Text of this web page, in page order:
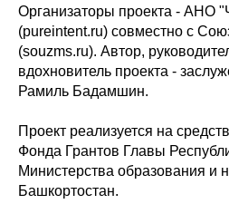
Организаторы проекта -
(pureintent.ru) совместно с
(souzms.ru). Автор,
вдохновитель проекта -
Рамиль Бадамшин.
Проект реализуется на
Фонда Грантов Главы
Министерства образования и
Башкортостан.